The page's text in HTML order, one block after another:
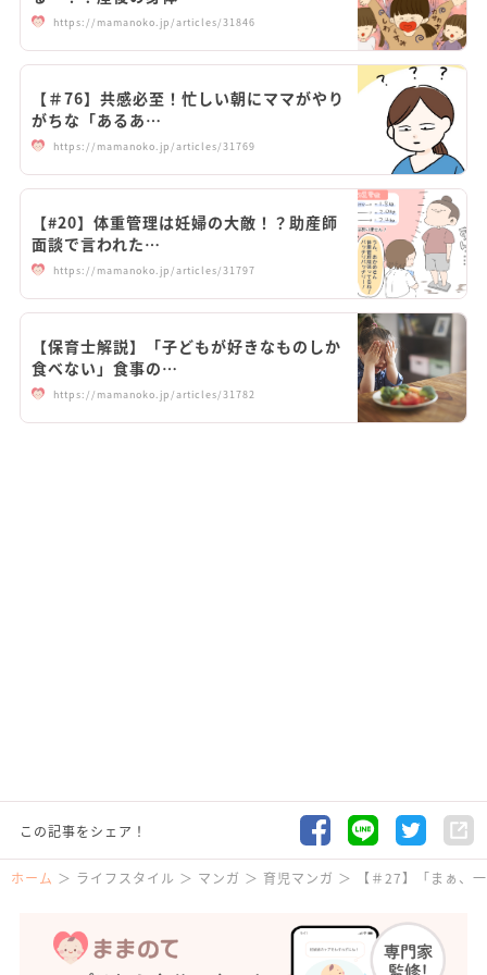
https://mamanoko.jp/articles/31846
【＃76】共感必至！忙しい朝にママがやり
がちな「あるあ…
https://mamanoko.jp/articles/31769
【#20】体重管理は妊婦の大敵！？助産師
面談で言われた…
https://mamanoko.jp/articles/31797
【保育士解説】「子どもが好きなものしか
食べない」食事の…
https://mamanoko.jp/articles/31782
この記事をシェア！
ホーム ライフスタイル マンガ 育児マンガ 【＃27】「まぁ、